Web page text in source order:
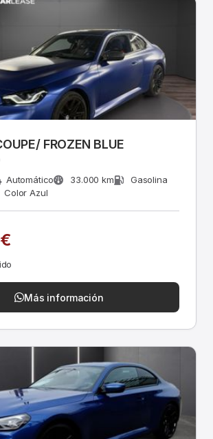
FROZEN BLUE
Automático 33.000 km
Gasolina
Color Azul
Más información